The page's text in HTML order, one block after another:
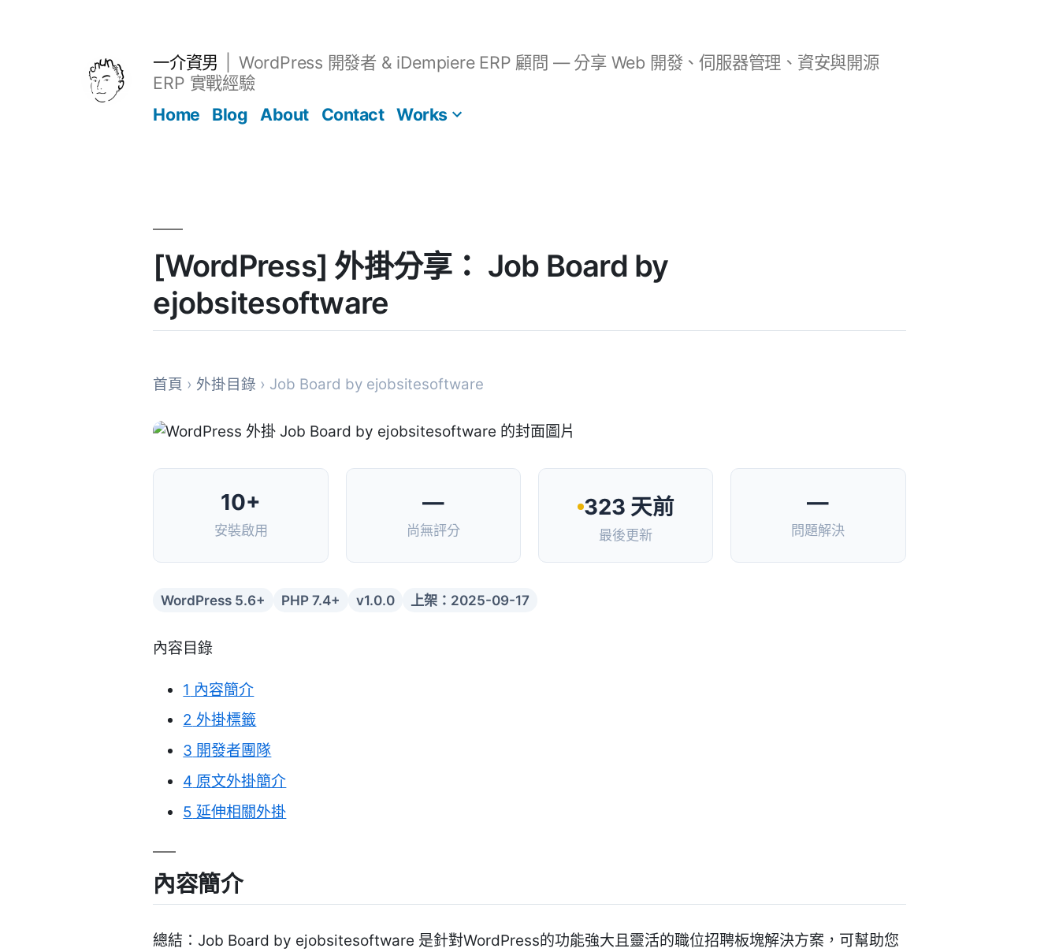
一介資男
WordPress 開發者 & iDempiere ERP 顧問 — 分享 Web 開發、伺服器管理、資安與開源
ERP 實戰經驗
Home
Blog About Contact Works
[WordPress] 外掛分享： Job Board by
ejobsitesoftware
首頁 › 外掛目錄 › Job Board by ejobsitesoftware
10+
安裝啟用
—
尚無評分
323 天前
最後更新
—
問題解決
WordPress 5.6+ PHP 7.4+ v1.0.0 上架：2025-09-17
內容目錄
1 內容簡介
2 外掛標籤
3 開發者團隊
4 原文外掛簡介
5 延伸相關外掛
內容簡介
總結：Job Board by ejobsitesoftware 是針對WordPress的功能強大且靈活的職位招聘板塊解決方案，可幫助您